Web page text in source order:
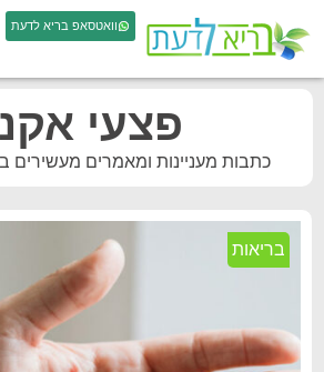
וואטסאפ בריא לדעת
פצעי
כתבות מעניינות ומאמרים מעשירים
בריאות